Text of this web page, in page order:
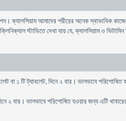
ক্যালসিয়াম আমাদের শরীরের অনেক স্বাভাবিক
স্টাডিতে দেখা যায় যে, ক্যালসিয়াম ও
বা ১ টি ট্যাবলেট, দিনে ২ বার। ভালভাবে
২ বার। ভালভাবে পরিশোষিত হওয়ার জন্য এটি